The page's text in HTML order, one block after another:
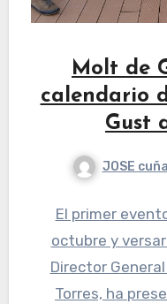
Molt de
calendario
Gust
JOSE
El primer
octubre y
Director
Torres, ha